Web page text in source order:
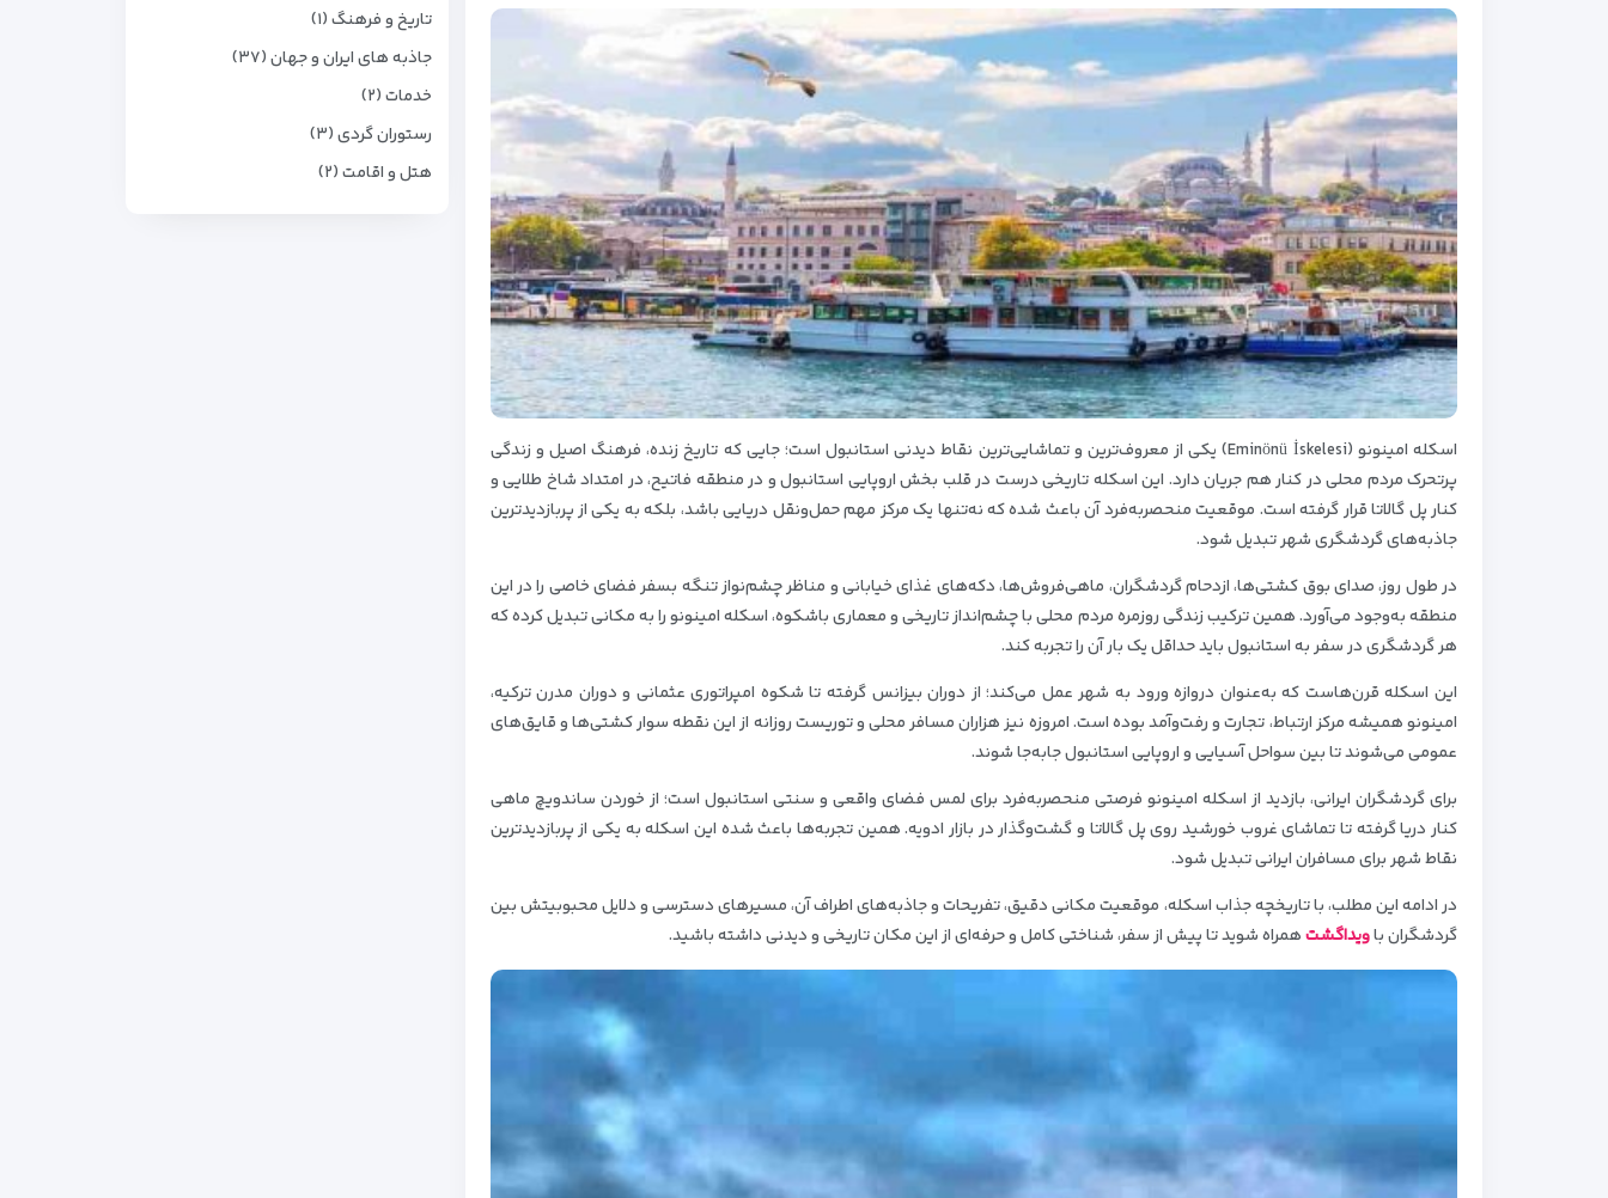
اسکله امینونو (Eminönü İskelesi) یکی از معروف‌ترین و تماشایی‌ترین نقاط دیدنی استانبول است؛ جایی که تاریخ زنده، فرهنگ اصیل و زندگی
پرتحرک مردم محلی در کنار هم جریان دارد. این اسکله تاریخی درست در قلب بخش اروپایی استانبول و در منطقه فاتیح، در امتداد شاخ طلایی و
کنار پل گالاتا قرار گرفته است. موقعیت منحصربه‌فرد آن باعث شده که نه‌تنها یک مرکز مهم حمل‌ونقل دریایی باشد، بلکه به یکی از پربازدیدترین
جاذبه‌های گردشگری شهر تبدیل شود.
در طول روز، صدای بوق کشتی‌ها، ازدحام گردشگران، ماهی‌فروش‌ها، دکه‌های غذای خیابانی و مناظر چشم‌نواز تنگه بسفر فضای خاصی را در این
منطقه به‌وجود می‌آورد. همین ترکیب زندگی روزمره مردم محلی با چشم‌انداز تاریخی و معماری باشکوه، اسکله امینونو را به مکانی تبدیل کرده که
هر گردشگری در سفر به استانبول باید حداقل یک بار آن را تجربه کند.
این اسکله قرن‌هاست که به‌عنوان دروازه ورود به شهر عمل می‌کند؛ از دوران بیزانس گرفته تا شکوه امپراتوری عثمانی و دوران مدرن ترکیه،
امینونو همیشه مرکز ارتباط، تجارت و رفت‌و‌آمد بوده است. امروزه نیز هزاران مسافر محلی و توریست روزانه از این نقطه سوار کشتی‌ها و قایق‌های
عمومی می‌شوند تا بین سواحل آسیایی و اروپایی استانبول جابه‌جا شوند.
برای گردشگران ایرانی، بازدید از اسکله امینونو فرصتی منحصربه‌فرد برای لمس فضای واقعی و سنتی استانبول است؛ از خوردن ساندویچ ماهی
کنار دریا گرفته تا تماشای غروب خورشید روی پل گالاتا و گشت‌و‌گذار در بازار ادویه. همین تجربه‌ها باعث شده این اسکله به یکی از پربازدیدترین
نقاط شهر برای مسافران ایرانی تبدیل شود.
در ادامه این مطلب، با تاریخچه جذاب اسکله، موقعیت مکانی دقیق، تفریحات و جاذبه‌های اطراف آن، مسیرهای دسترسی و دلایل محبوبیتش بین
گردشگران باویداگشتهمراه شوید تا پیش از سفر، شناختی کامل و حرفه‌ای از این مکان تاریخی و دیدنی داشته باشید.
تاریخ و فرهنگ (۱)
جاذبه های ایران و جهان (۳۷)
خدمات (۲)
رستوران گردی (۳)
هتل و اقامت (۲)